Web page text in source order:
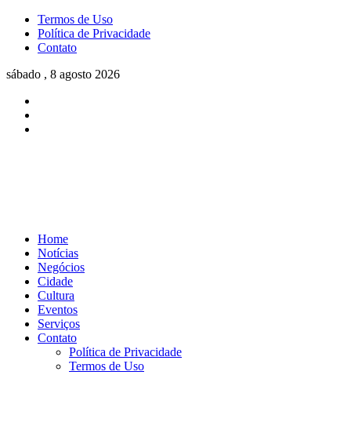
Termos de Uso
Política de Privacidade
Contato
sábado , 8 agosto 2026
Home
Notícias
Negócios
Cidade
Cultura
Eventos
Serviços
Contato
Política de Privacidade
Termos de Uso